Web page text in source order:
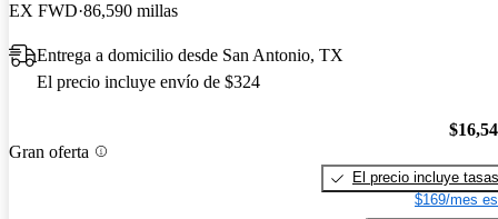
EX FWD 86,590 millas
Entrega a domicilio desde San Antonio, TX
El precio incluye envío de $324
Gran oferta
El precio incluye tasas
$169/mes